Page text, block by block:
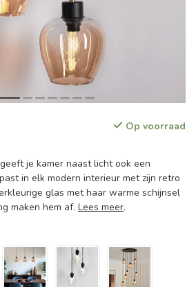
Op voorraad
je kamer naast licht ook een
in elk modern interieur met zijn retro
glas met haar warme schijnsel
maken hem af. Lees meer.